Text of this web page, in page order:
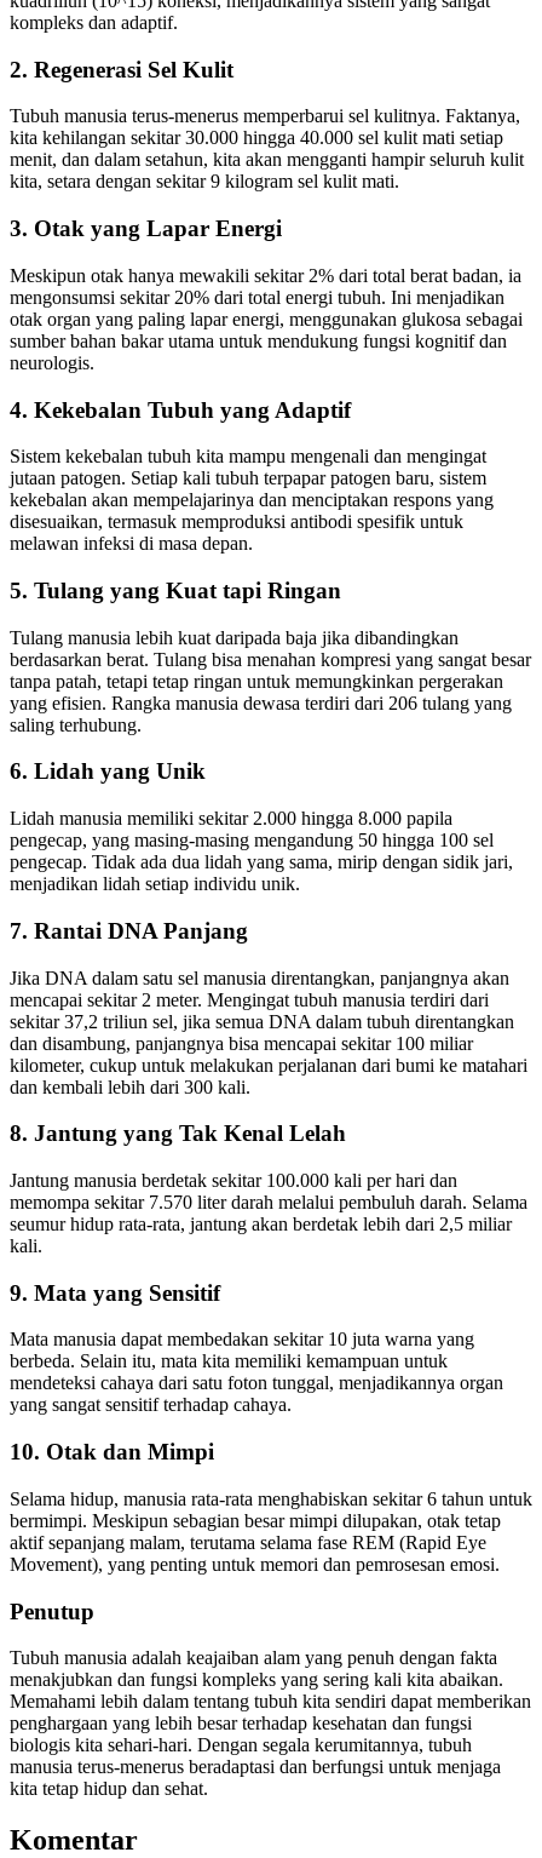
kompleks dan adaptif.
2. Regenerasi Sel Kulit
Tubuh manusia terus-menerus memperbarui sel kulitnya. Faktanya,
kita kehilangan sekitar 30.000 hingga 40.000 sel kulit mati setiap
menit, dan dalam setahun, kita akan mengganti hampir seluruh kulit
kita, setara dengan sekitar 9 kilogram sel kulit mati.
3. Otak yang Lapar Energi
Meskipun otak hanya mewakili sekitar 2% dari total berat badan, ia
mengonsumsi sekitar 20% dari total energi tubuh. Ini menjadikan
otak organ yang paling lapar energi, menggunakan glukosa sebagai
sumber bahan bakar utama untuk mendukung fungsi kognitif dan
neurologis.
4. Kekebalan Tubuh yang Adaptif
Sistem kekebalan tubuh kita mampu mengenali dan mengingat
jutaan patogen. Setiap kali tubuh terpapar patogen baru, sistem
kekebalan akan mempelajarinya dan menciptakan respons yang
disesuaikan, termasuk memproduksi antibodi spesifik untuk
melawan infeksi di masa depan.
5. Tulang yang Kuat tapi Ringan
Tulang manusia lebih kuat daripada baja jika dibandingkan
berdasarkan berat. Tulang bisa menahan kompresi yang sangat besar
tanpa patah, tetapi tetap ringan untuk memungkinkan pergerakan
yang efisien. Rangka manusia dewasa terdiri dari 206 tulang yang
saling terhubung.
6. Lidah yang Unik
Lidah manusia memiliki sekitar 2.000 hingga 8.000 papila
pengecap, yang masing-masing mengandung 50 hingga 100 sel
pengecap. Tidak ada dua lidah yang sama, mirip dengan sidik jari,
menjadikan lidah setiap individu unik.
7. Rantai DNA Panjang
Jika DNA dalam satu sel manusia direntangkan, panjangnya akan
mencapai sekitar 2 meter. Mengingat tubuh manusia terdiri dari
sekitar 37,2 triliun sel, jika semua DNA dalam tubuh direntangkan
dan disambung, panjangnya bisa mencapai sekitar 100 miliar
kilometer, cukup untuk melakukan perjalanan dari bumi ke matahari
dan kembali lebih dari 300 kali.
8. Jantung yang Tak Kenal Lelah
Jantung manusia berdetak sekitar 100.000 kali per hari dan
memompa sekitar 7.570 liter darah melalui pembuluh darah. Selama
seumur hidup rata-rata, jantung akan berdetak lebih dari 2,5 miliar
kali.
9. Mata yang Sensitif
Mata manusia dapat membedakan sekitar 10 juta warna yang
berbeda. Selain itu, mata kita memiliki kemampuan untuk
mendeteksi cahaya dari satu foton tunggal, menjadikannya organ
yang sangat sensitif terhadap cahaya.
10. Otak dan Mimpi
Selama hidup, manusia rata-rata menghabiskan sekitar 6 tahun untuk
bermimpi. Meskipun sebagian besar mimpi dilupakan, otak tetap
aktif sepanjang malam, terutama selama fase REM (Rapid Eye
Movement), yang penting untuk memori dan pemrosesan emosi.
Penutup
Tubuh manusia adalah keajaiban alam yang penuh dengan fakta
menakjubkan dan fungsi kompleks yang sering kali kita abaikan.
Memahami lebih dalam tentang tubuh kita sendiri dapat memberikan
penghargaan yang lebih besar terhadap kesehatan dan fungsi
biologis kita sehari-hari. Dengan segala kerumitannya, tubuh
manusia terus-menerus beradaptasi dan berfungsi untuk menjaga
kita tetap hidup dan sehat.
Komentar